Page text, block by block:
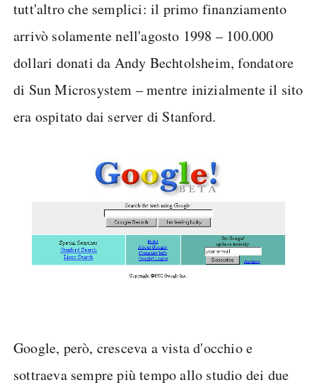
tutt'altro che semplici: il primo finanziamento
arrivò solamente nell'agosto 1998 – 100.000
dollari donati da Andy Bechtolsheim, fondatore
di Sun Microsystem – mentre inizialmente il sito
era ospitato dai server di Stanford.
Google, però, cresceva a vista d'occhio e
sottraeva sempre più tempo allo studio dei due